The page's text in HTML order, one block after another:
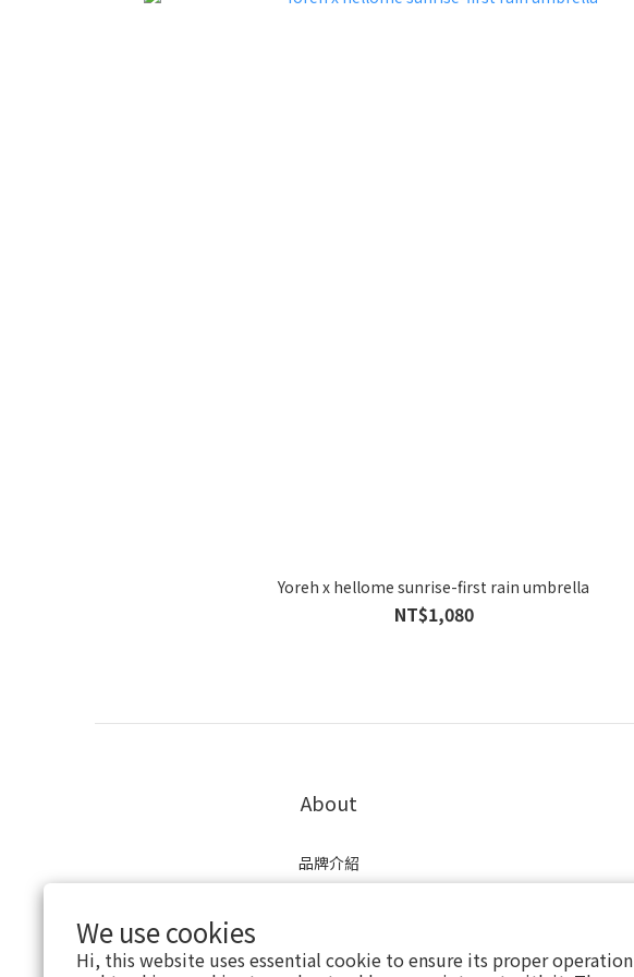
We use cookies
Hi, this website uses essential cookie to ensure its proper operation
Yoreh x hellome sunrise-first rain umbrella
NT$1,080
About
品牌介紹
現有通路